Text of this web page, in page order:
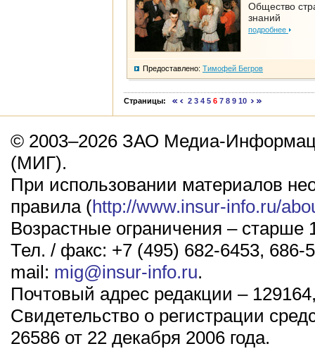
Общество
знаний
подробнее
Предоставлено: Тимофей Бегров
Страницы: 2 3 4 5 6 7 8 9 10
© 2003–2026 ЗАО Медиа-
(МИГ).
При использовании материалов
правила (http://www.insur-info.ru/
Возрастные ограничения – старше
Тел. / факс: +7 (495) 682-6453, 686-
mail: mig@insur-info.ru.
Почтовый адрес редакции –
Свидетельство о регистрации
26586 от 22 декабря 2006 года.